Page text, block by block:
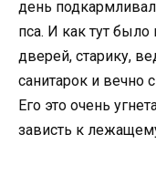
день
пса. И как тут
дверей, старику,
санитарок и вечно
Его это очень
зависть к